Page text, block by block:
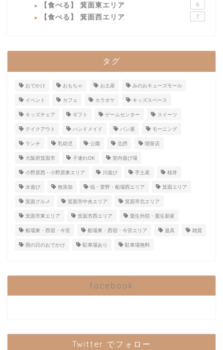
【食べる】 箕面東エリア 6
【食べる】 箕面西エリア 7
タグ
おでかけ おもちゃ お土産 みのおキューズモール
イベント カフェ カラオケ キッズスペース
キッズチェア ギフト ゲームセンター スイーツ
テイクアウト ハンドメイド パン屋 モーニング
ランチ 乳幼児 公園 北摂 喫茶店
大阪府箕面市 子連れOK 室内遊び場
小野原西・小野原東エリア 川遊び 手土産 桜井
水遊び 無添加 稲・萱野・船場西エリア 箕面エリア
箕面グルメ 箕面市中央エリア 箕面市北エリア
箕面市東エリア 箕面市西エリア 粟生外院・粟生新家
船場東・西宿・今宮 船場東・西宿・今宮エリア 遊具 雑貨
雨の日のおでかけ 駐車場あり 駐車場無料
facebook
Twitter でフォロー